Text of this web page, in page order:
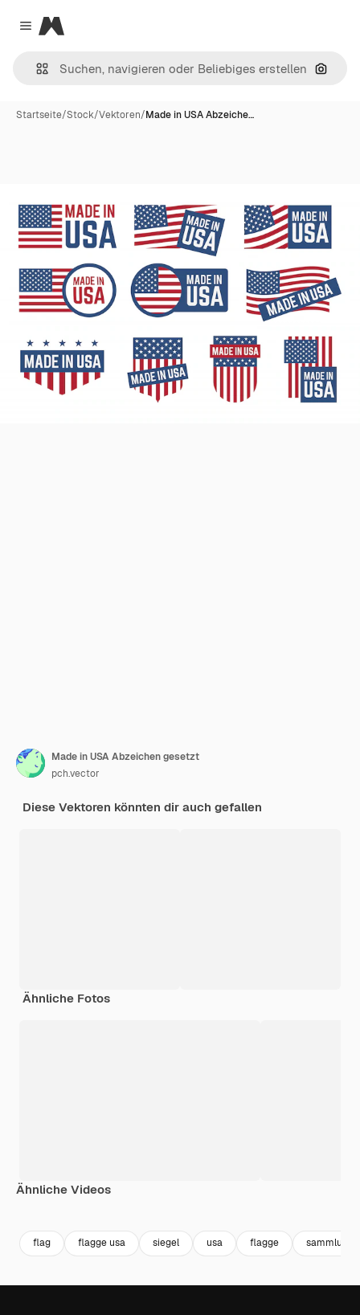
Close menu
Magnific
Nach
Startseite/Stock/Vektoren/Made in USA Abzeiche…
Made in USA Abzeichen gesetzt
pch.vector
Diese Vektoren könnten dir auch gefallen
Ähnliche Fotos
Ähnliche Videos
flag flagge usa siegel usa flagge sammlung